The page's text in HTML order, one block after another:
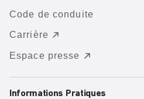
Code de conduite
Carrière
Espace presse
Informations Pratiques